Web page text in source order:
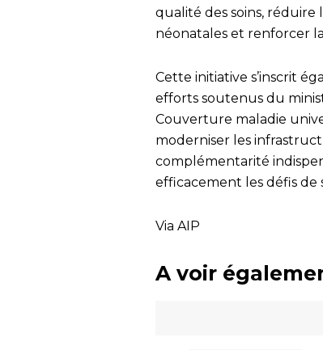
qualité des soins,
néonatales et renforcer
Cette initiative s’inscrit
efforts soutenus du
Couverture maladie
moderniser les
complémentarité
efficacement les défis de
Via AIP
A voir